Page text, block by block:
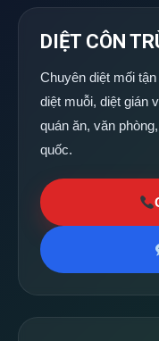
DIỆT CÔN
Chuyên diệt mối
diệt muỗi, diệt gián
quán ăn, văn
quốc.